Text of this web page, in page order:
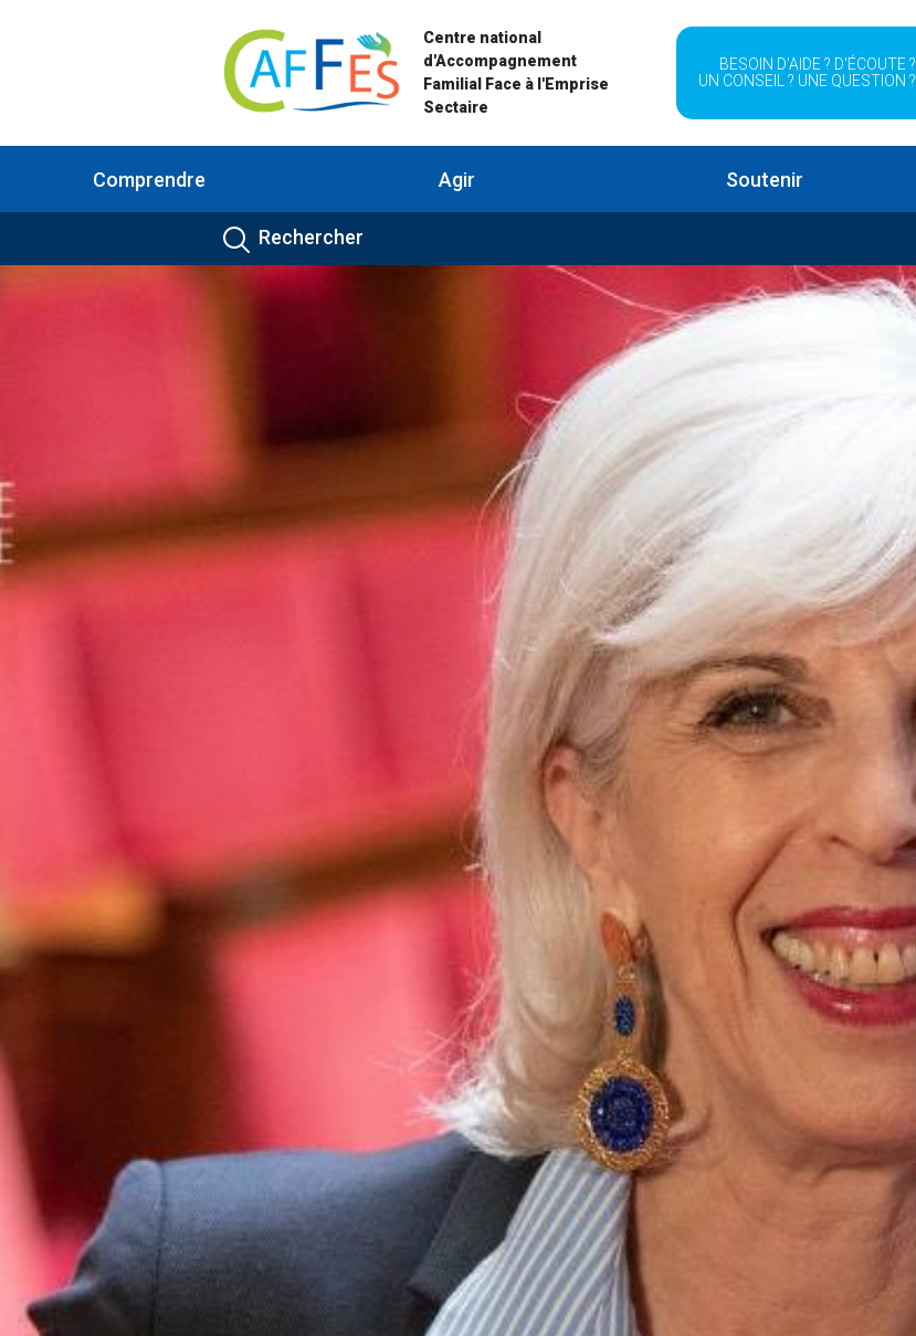
Centre national
d'Accompagnement
Familial Face à l'Emprise
Sectaire
BESOIN D'AIDE ? D'ÉCOUTE ?
UN CONSEIL ? UNE QUESTION ?
Comprendre Agir Soutenir